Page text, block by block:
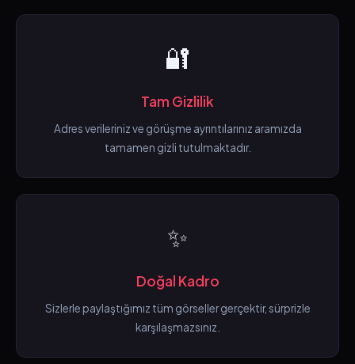
🔐
Tam Gizlilik
Adres verileriniz ve görüşme ayrıntılarınız aramızda
tamamen gizli tutulmaktadır.
✨
Doğal Kadro
Sizlerle paylaştığımız tüm görseller gerçektir, sürprizle
karşılaşmazsınız.